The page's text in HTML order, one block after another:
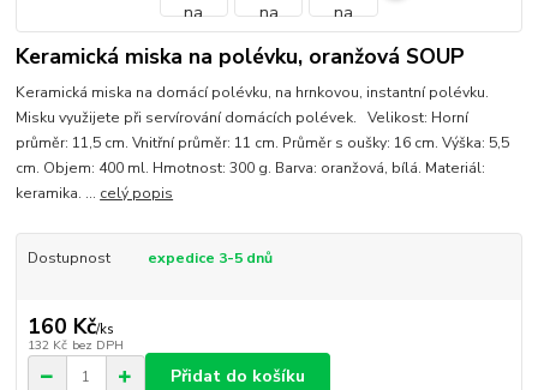
Keramická miska na polévku, oranžová SOUP
Keramická miska na domácí polévku, na hrnkovou, instantní polévku.
Misku využijete při servírování domácích polévek. Velikost: Horní
průměr: 11,5 cm. Vnitřní průměr: 11 cm. Průměr s oušky: 16 cm. Výška: 5,5
cm. Objem: 400 ml. Hmotnost: 300 g. Barva: oranžová, bílá. Materiál:
keramika. ... celý popis
Dostupnost expedice 3-5 dnů
160 Kč/ks
132 Kč bez DPH
Přidat do košíku